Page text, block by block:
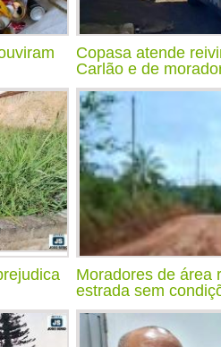
Copasa atende
Carlão e de
Moradores de área
estrada sem